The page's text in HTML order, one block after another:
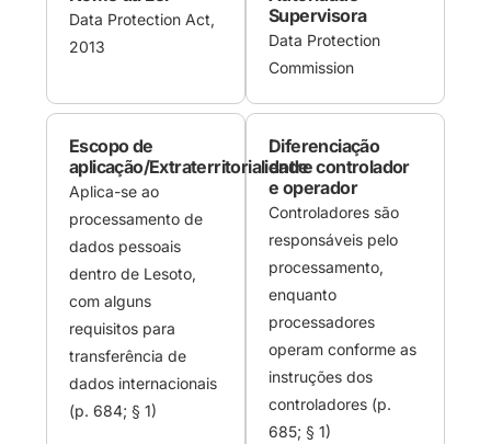
Data Protection Act,
2013
Supervisora
Data Protection
Commission
Escopo de
aplicação/Extraterritorialidade
Aplica-se ao
processamento de
dados pessoais
dentro de Lesoto,
com alguns
requisitos para
transferência de
dados internacionais
(p. 684; § 1)
Diferenciação
entre controlador
e operador
Controladores são
responsáveis pelo
processamento,
enquanto
processadores
operam conforme as
instruções dos
controladores (p.
685; § 1)